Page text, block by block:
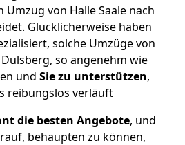
Umzug von Halle Saale nach
Glücklicherweise haben
solche Umzüge von
Dulsberg, so angenehm wie
und Sie zu unterstützen,
reibungslos verläuft
die besten Angebote, und
behaupten zu können,